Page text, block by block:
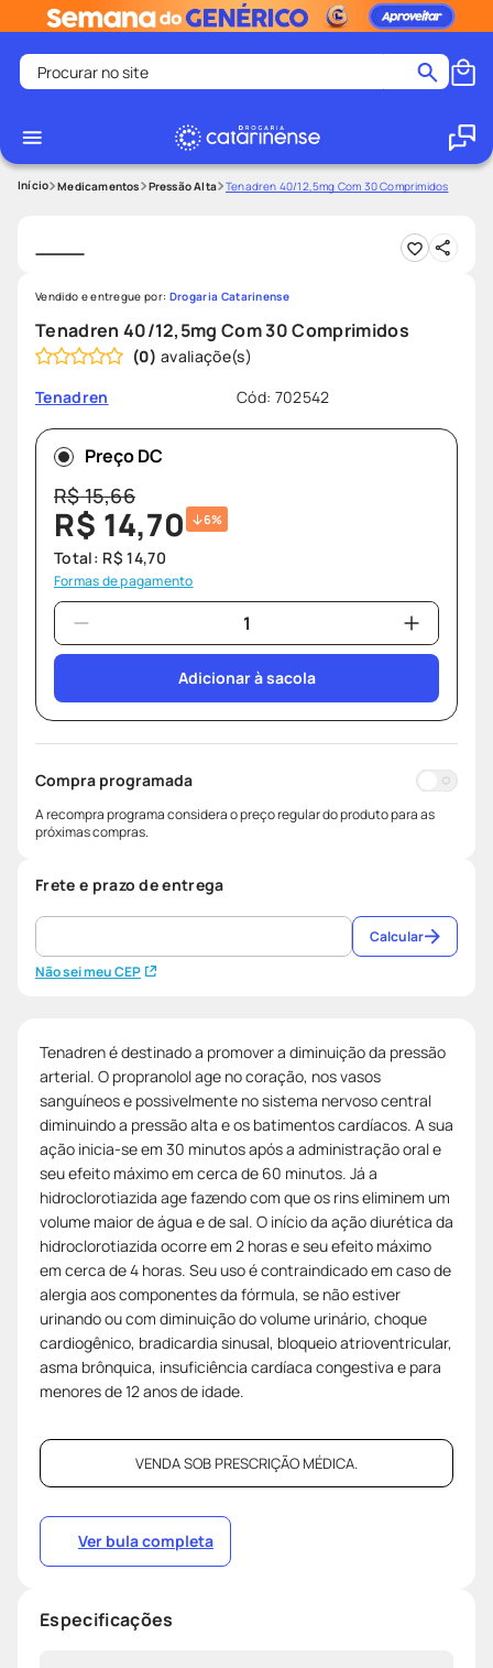
Procurar no site
1
2º
medley
4º
protetor solar facial
5º
shampoo
6º
tadalafila
7º
mounjaro
8º
ozivy
9º
lenço umedecido
º protetor solar
Medicamentos Pressão Alta Tenadren 40/12,5mg Com 30 Comprimidos
Tenadren 40/12,5mg Com 30 Comprimidos
(0)
Tenadren
Cód: 702542
Vendido e entregue por: Drogaria Catarinense
Preço DC
R$15,66
R$ 14,70 6%
Total: R$ 14,70
Formas de pagamento
Adicionar à sacola
Compra programada
A recompra programa considera o preço regular do produto para as
próximas compras.
Frete e prazo de entrega
Não sei meu CEP
Calcular
Tenadren é destinado a promover a diminuição da pressão
arterial. O propranolol age no coração, nos vasos
sanguíneos e possivelmente no sistema nervoso central
diminuindo a pressão alta e os batimentos cardíacos. A sua
ação inicia-se em 30 minutos após a administração oral e
seu efeito máximo em cerca de 60 minutos. Já a
hidroclorotiazida age fazendo com que os rins eliminem um
volume maior de água e de sal. O início da ação diurética da
hidroclorotiazida ocorre em 2 horas e seu efeito máximo
em cerca de 4 horas. Seu uso é contraindicado em caso de
alergia aos componentes da fórmula, se não estiver
urinando ou com diminuição do volume urinário, choque
cardiogênico, bradicardia sinusal, bloqueio atrioventricular,
asma brônquica, insuficiência cardíaca congestiva e para
menores de 12 anos de idade.
VENDA SOB PRESCRIÇÃO MÉDICA.
Ver bula completa
Especificações